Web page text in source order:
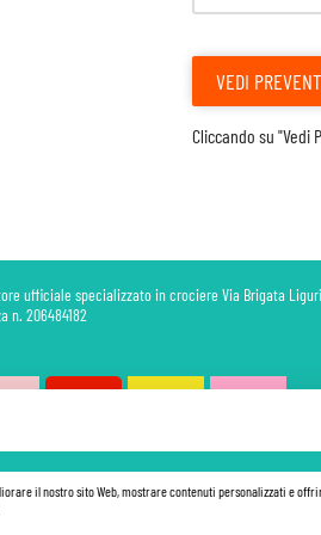
VEDI
Cliccando su "Vedi
specializzato in crociere Via Brigata
n. 206484182
inclusi. Le quote di Servizio sono sempre da pagare a
il nostro sito Web, mostrare contenuti personalizzati e